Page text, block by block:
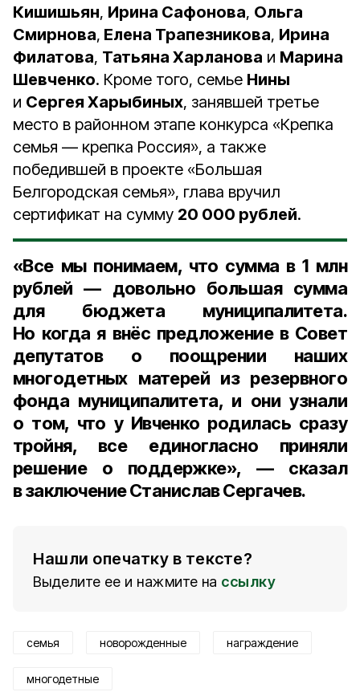
Кишишьян, Ирина Сафонова, Ольга
Смирнова, Елена Трапезникова, Ирина
Филатова, Татьяна Харланова и Марина
Шевченко. Кроме того, семье Нины
и Сергея Харыбиных, занявшей третье
место в районном этапе конкурса «Крепка
семья — крепка Россия», а также
победившей в проекте «Большая
Белгородская семья», глава вручил
сертификат на сумму 20 000 рублей.
«Все мы понимаем, что сумма в 1 млн
рублей — довольно большая сумма
для бюджета муниципалитета.
Но когда я внёс предложение в Совет
депутатов о поощрении наших
многодетных матерей из резервного
фонда муниципалитета, и они узнали
о том, что у Ивченко родилась сразу
тройня, все единогласно приняли
решение о поддержке», — сказал
в заключение Станислав Сергачев.
Нашли опечатку в тексте?
Выделите ее и нажмите на ссылку
семья новорожденные награждение
многодетные